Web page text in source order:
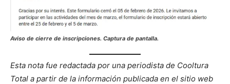
Aviso de cierre de inscripciones. Captura de pantalla.
Esta nota fue redactada por una periodista de Cooltura
Total a partir de la información publicada en el sitio web